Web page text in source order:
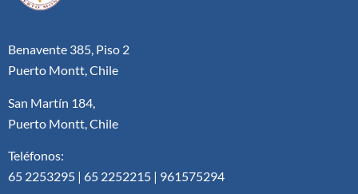
Benavente 385, Piso 2
Puerto Montt, Chile
San Martín 184,
Puerto Montt, Chile
Teléfonos:
65 2253295 | 65 2252215 | 961575294